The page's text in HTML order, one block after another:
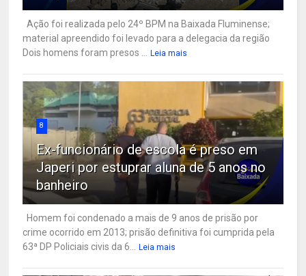
Ação foi realizada pelo 24º BPM na Baixada Fluminense;
material apreendido foi levado para a delegacia da região
Dois homens foram presos ...
Leia mais
8
Ex-funcionário de escola é preso em
Japeri por estuprar aluna de 5 anos no
banheiro
Homem foi condenado a mais de 9 anos de prisão por
crime ocorrido em 2013; prisão definitiva foi cumprida pela
63ª DP Policiais civis da 6...
Leia mais